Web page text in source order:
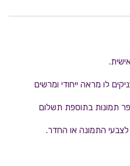
לו מראה ייחודי ומרשים
תמונות בתוספת תשלום
לצבעי התמונה או החדר.